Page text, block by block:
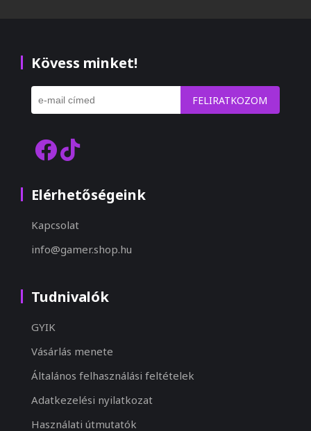
Kövess minket!
FELIRATKOZOM
Elérhetőségeink
Kapcsolat
info@gamer.shop.hu
Tudnivalók
GYIK
Vásárlás menete
Általános felhasználási feltételek
Adatkezelési nyilatkozat
Használati útmutatók